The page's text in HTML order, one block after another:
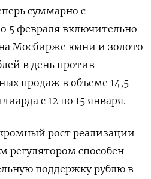
суммарно с
5 февраля включительно
‌Мосбирже юани и золото
в день против
продаж в объеме 14,5
с 12 по 15 января.
рост реализации
регулятором способен
поддержку рублю в